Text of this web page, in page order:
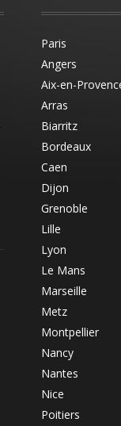
Paris
Angers
Aix-en-
Arras
Biarritz
Bordeaux
Caen
Dijon
Grenoble
Lille
Lyon
Le Mans
Marseille
Metz
Montpellier
Nancy
Nantes
Nice
Poitiers